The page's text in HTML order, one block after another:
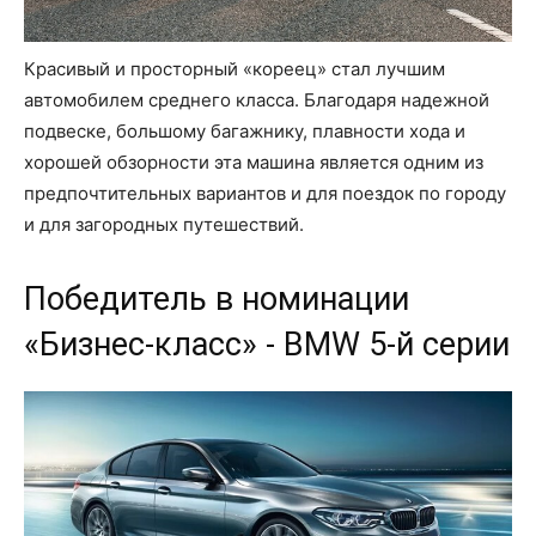
Красивый и просторный «кореец» стал лучшим
автомобилем среднего класса. Благодаря надежной
подвеске, большому багажнику, плавности хода и
хорошей обзорности эта машина является одним из
предпочтительных вариантов и для поездок по городу
и для загородных путешествий.
Победитель в номинации
«Бизнес-класс» - BMW 5-й серии